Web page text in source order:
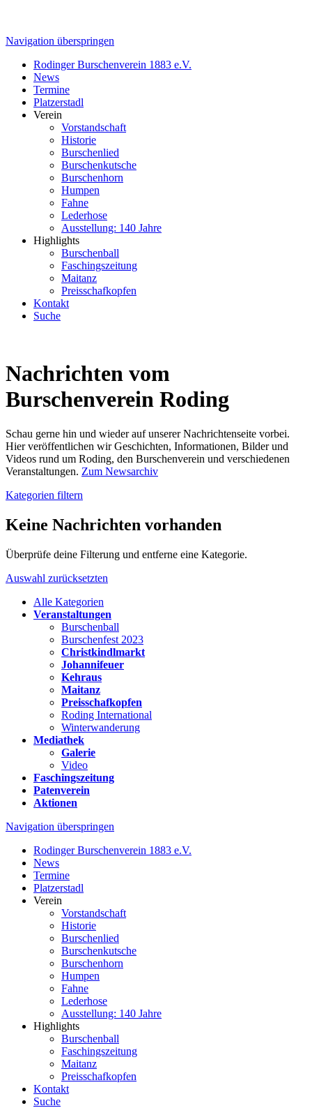
Navigation überspringen
Rodinger Burschenverein 1883 e.V.
News
Termine
Platzerstadl
Verein
Vorstandschaft
Historie
Burschenlied
Burschenkutsche
Burschenhorn
Humpen
Fahne
Lederhose
Ausstellung: 140 Jahre
Highlights
Burschenball
Faschingszeitung
Maitanz
Preisschafkopfen
Kontakt
Suche
Nachrichten vom
Burschenverein Roding
Schau gerne hin und wieder auf unserer Nachrichtenseite vorbei.
Hier veröffentlichen wir Geschichten, Informationen, Bilder und
Videos rund um Roding, den Burschenverein und verschiedenen
Veranstaltungen. Zum Newsarchiv
Kategorien filtern
Keine Nachrichten vorhanden
Überprüfe deine Filterung und entferne eine Kategorie.
Auswahl zurücksetzten
Alle Kategorien
Veranstaltungen
Burschenball
Burschenfest 2023
Christkindlmarkt
Johannifeuer
Kehraus
Maitanz
Preisschafkopfen
Roding International
Winterwanderung
Mediathek
Galerie
Video
Faschingszeitung
Patenverein
Aktionen
Navigation überspringen
Rodinger Burschenverein 1883 e.V.
News
Termine
Platzerstadl
Verein
Vorstandschaft
Historie
Burschenlied
Burschenkutsche
Burschenhorn
Humpen
Fahne
Lederhose
Ausstellung: 140 Jahre
Highlights
Burschenball
Faschingszeitung
Maitanz
Preisschafkopfen
Kontakt
Suche